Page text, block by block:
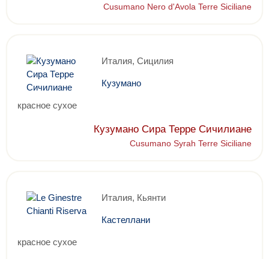
Cusumano Nero d'Avola Terre Siciliane
Италия, Сицилия
Кузумано
красное сухое
Кузумано Сира Терре Сичилиане
Cusumano Syrah Terre Siciliane
Италия, Кьянти
Кастеллани
красное сухое